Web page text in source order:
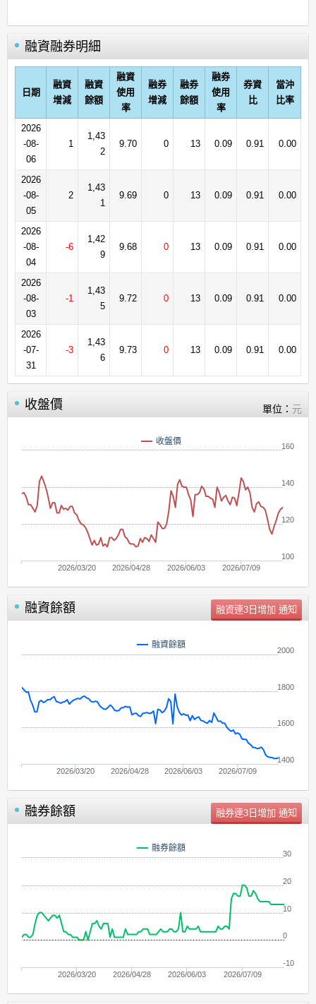
融資融券明細
日期
融資
增減
融資
餘額
融資
使用
率
融券
增減
融券
餘額
融券
使用
率
券資
比
當沖
比率
2026
-08-
06
1
1,43
2
9.70 0 13 0.09 0.91 0.00
2026
-08-
05
2
1,43
1
9.69 0 13 0.09 0.91 0.00
2026
-08-
04
-6
1,42
9
9.68 0 13 0.09 0.91 0.00
2026
-08-
03
-1
1,43
5
9.72 0 13 0.09 0.91 0.00
2026
-07-
31
-3
1,43
6
9.73 0 13 0.09 0.91 0.00
收盤價 單位： 元
收盤價
2026/03/20 2026/04/28 2026/06/03 2026/07/09
100
120
140
160
融資餘額 單位：張
融資餘額
2026/03/20 2026/04/28 2026/06/03 2026/07/09
1400
1600
1800
2000
融券餘額 單位：張
融券餘額
2026/03/20 2026/04/28 2026/06/03 2026/07/09
-10
0
10
20
30